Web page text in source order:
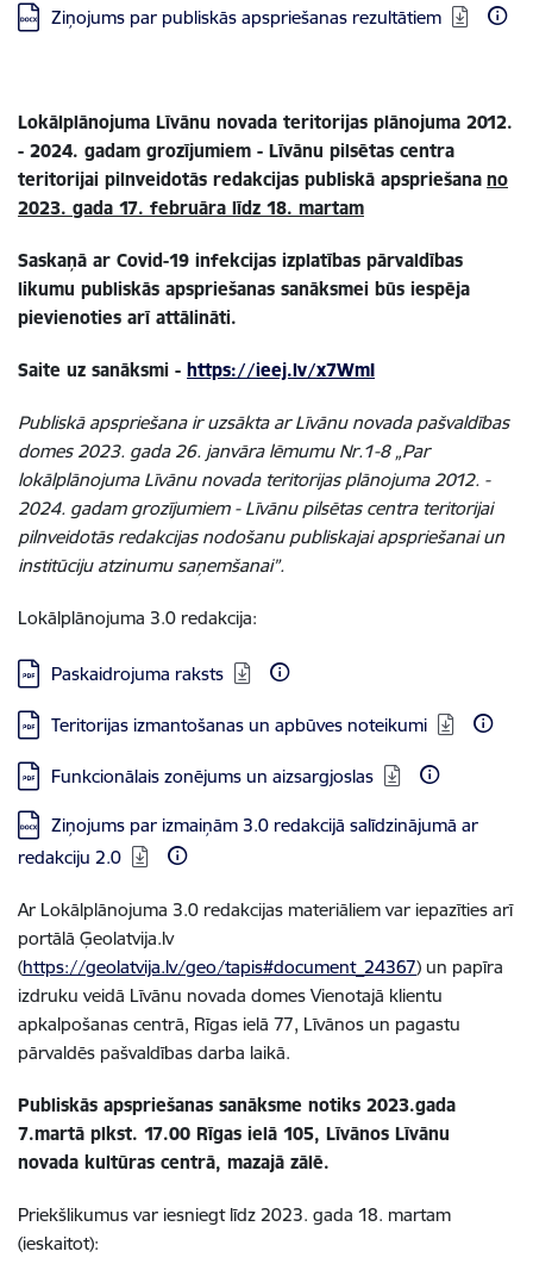
Lejupielādēt:
Ziņojums par publiskās apspriešanas rezultātiem
Lokālplānojuma Līvānu novada teritorijas plānojuma 2012.
- 2024. gadam grozījumiem - Līvānu pilsētas centra
teritorijai pilnveidotās redakcijas publiskā apspriešana no
2023. gada 17. februāra līdz 18. martam
Saskaņā ar Covid-19 infekcijas izplatības pārvaldības
likumu publiskās apspriešanas sanāksmei būs iespēja
pievienoties arī attālināti.
Saite uz sanāksmi - https://ieej.lv/x7WmI
Publiskā apspriešana ir uzsākta ar Līvānu novada pašvaldības
domes 2023. gada 26. janvāra lēmumu Nr.1-8 „Par
lokālplānojuma Līvānu novada teritorijas plānojuma 2012. -
2024. gadam grozījumiem - Līvānu pilsētas centra teritorijai
pilnveidotās redakcijas nodošanu publiskajai apspriešanai un
institūciju atzinumu saņemšanai”.
Lokālplānojuma 3.0 redakcija:
Lejupielādēt:
Paskaidrojuma raksts
Lejupielādēt:
Teritorijas izmantošanas un apbūves noteikumi
Lejupielādēt:
Funkcionālais zonējums un aizsargjoslas
Lejupielādēt:
Ziņojums par izmaiņām 3.0 redakcijā salīdzinājumā ar
redakciju 2.0
Ar Lokālplānojuma 3.0 redakcijas materiāliem var iepazīties arī
portālā Ģeolatvija.lv
(https://geolatvija.lv/geo/tapis#document_24367) un papīra
izdruku veidā Līvānu novada domes Vienotajā klientu
apkalpošanas centrā, Rīgas ielā 77, Līvānos un pagastu
pārvaldēs pašvaldības darba laikā.
Publiskās apspriešanas sanāksme notiks 2023.gada
7.martā plkst. 17.00 Rīgas ielā 105, Līvānos Līvānu
novada kultūras centrā, mazajā zālē.
Priekšlikumus var iesniegt līdz 2023. gada 18. martam
(ieskaitot):